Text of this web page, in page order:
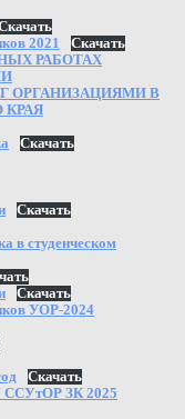
2021
Скачать
РАБОТАХ
ОРГАНИЗАЦИЯМИ В
КРАЯ
Скачать
Скачать
в студенческом
Скачать
УОР-2024
Скачать
ССУтОР ЗК 2025